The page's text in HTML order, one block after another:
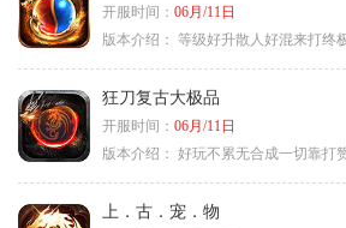
开服时间： 06月/11日
版本介绍： 等级好升散人好混来打终
狂刀复古大极品
开服时间： 06月/11日
版本介绍： 好玩不累无合成一切靠打
上．古．宠．物